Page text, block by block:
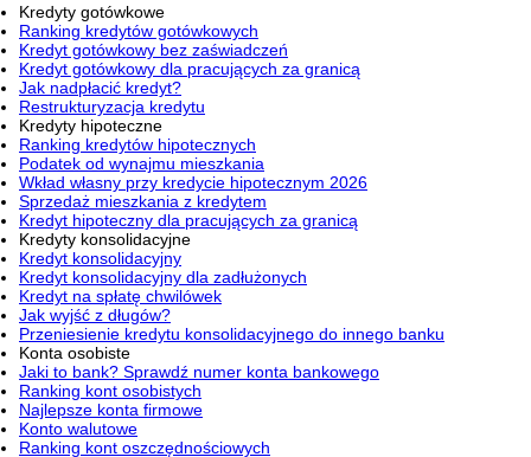
Kredyty gotówkowe
Ranking kredytów gotówkowych
Kredyt gotówkowy bez zaświadczeń
Kredyt gotówkowy dla pracujących za granicą
Jak nadpłacić kredyt?
Restrukturyzacja kredytu
Kredyty hipoteczne
Ranking kredytów hipotecznych
Podatek od wynajmu mieszkania
Wkład własny przy kredycie hipotecznym 2026
Sprzedaż mieszkania z kredytem
Kredyt hipoteczny dla pracujących za granicą
Kredyty konsolidacyjne
Kredyt konsolidacyjny
Kredyt konsolidacyjny dla zadłużonych
Kredyt na spłatę chwilówek
Jak wyjść z długów?
Przeniesienie kredytu konsolidacyjnego do innego banku
Konta osobiste
Jaki to bank? Sprawdź numer konta bankowego
Ranking kont osobistych
Najlepsze konta firmowe
Konto walutowe
Ranking kont oszczędnościowych